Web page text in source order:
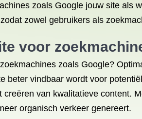
zoals Google jouw site als
zowel gebruikers als
voor
zoals Google?
beter vindbaar wordt voor
van kwalitatieve content.
organisch verkeer genereert.